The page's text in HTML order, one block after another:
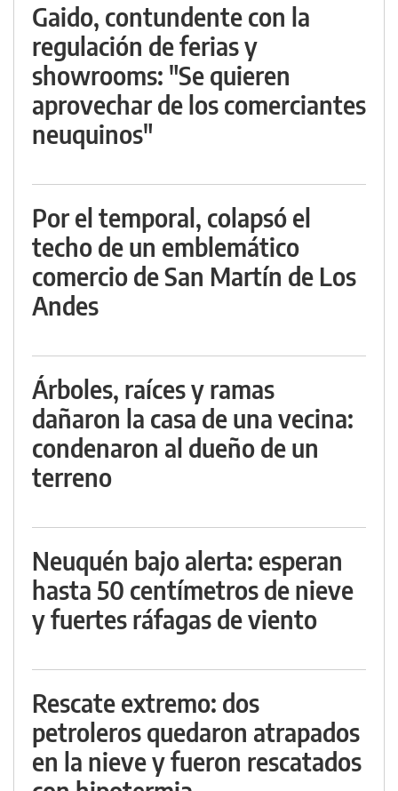
Gaido, contundente con la
regulación de ferias y
showrooms: "Se quieren
aprovechar de los comerciantes
neuquinos"
Por el temporal, colapsó el
techo de un emblemático
comercio de San Martín de Los
Andes
Árboles, raíces y ramas
dañaron la casa de una vecina:
condenaron al dueño de un
terreno
Neuquén bajo alerta: esperan
hasta 50 centímetros de nieve
y fuertes ráfagas de viento
Rescate extremo: dos
petroleros quedaron atrapados
en la nieve y fueron rescatados